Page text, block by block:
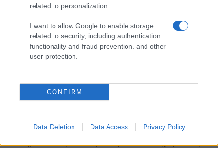
related to personalization.
I want to allow Google to enable storage
related to security, including authentication
functionality and fraud prevention, and other
user protection.
CONFIRM
Data Deletion Data Access Privacy Policy
Εφόσον ολοκληρώσουν επιτυχώς τη διδακτορική τους
διατριβή, υπηρετούν υποχρεωτικά για δύο έτη
Δυνάμεων ή μονάδες/υπηρεσίες των Ενόπλων
Δυνάμεων με αντικείμενο συναφές του διδακτορικού
τίτλου σπουδών τους με τον βαθμό του Εφέδρου
ερευνητικά προγράμματα συναφή με το ευρύτερο
ακαδημαϊκό τους αντικείμενο ή σε αντίστοιχες θέσεις.